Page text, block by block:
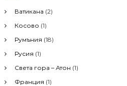
f
o
r
Ватикана (2)
Косово (1)
Румъния (18)
Русия (1)
Света гора – Атон (1)
Франция (1)